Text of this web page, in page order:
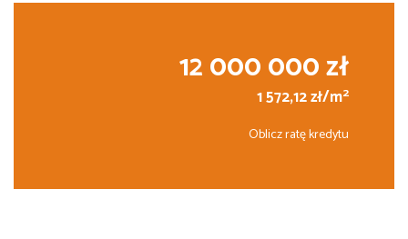
12 000 000 zł
1 572,12 zł/m2
Oblicz ratę kredytu